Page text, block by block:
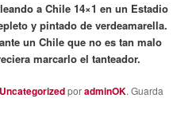
a Chile 14×1 en un Estadio
y pintado de verdeamarella.
un Chile que no es tan malo
marcarlo el tanteador.
UncategorizedporadminOK. Guarda